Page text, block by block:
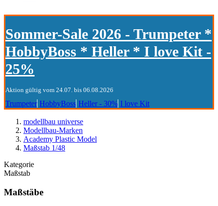
Sommer-Sale 2026 - Trumpeter *
HobbyBoss * Heller * I love Kit -
25%
Aktion gültig vom 24.07. bis 06.08.2026
Trumpeter HobbyBoss Heller - 30% I love Kit
modellbau universe
Modellbau-Marken
Academy Plastic Model
Maßstab 1/48
Kategorie
Maßstab
Maßstäbe